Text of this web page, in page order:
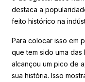
destaca a
feito histórico na
Para colocar isso em
que tem sido uma
alcançou um pico de
sua história. Isso